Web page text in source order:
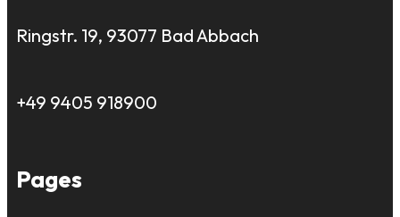
Ringstr. 19, 93077 Bad Abbach
+49 9405 918900
Pages